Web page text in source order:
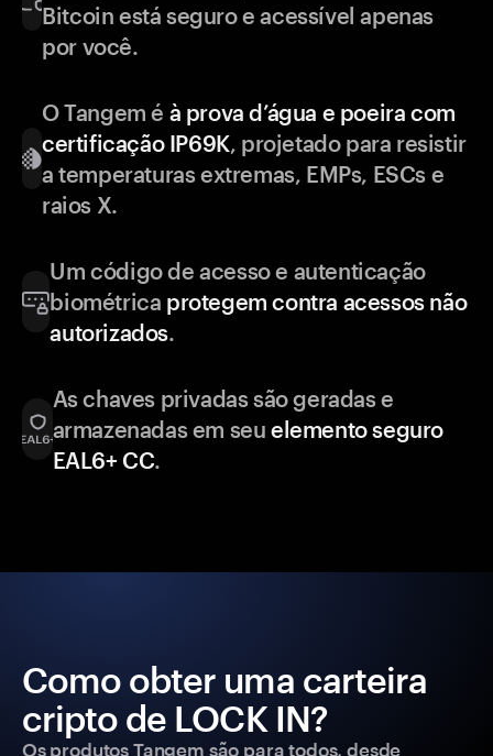
Bitcoin está seguro e acessível apenas
por você.
O Tangem é à prova d’água e poeira com
certificação IP69K, projetado para resistir
a temperaturas extremas, EMPs, ESCs e
raios X.
Um código de acesso e autenticação
biométrica protegem contra acessos não
autorizados.
As chaves privadas são geradas e
armazenadas em seu elemento seguro
EAL6+ CC.
Como obter uma carteira
cripto de LOCK IN?
Os produtos Tangem são para todos, desde